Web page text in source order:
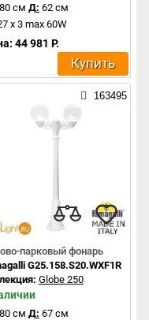
см Д: 62 см
x 3 max 60W
44 981 Р.
Купить
163495
парковый фонарь
G25.158.S20.WXF1R
Globe 250
см Д: 67 см